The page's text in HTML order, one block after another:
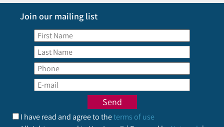
Join our mailing list
I have read and agree to theterms of use